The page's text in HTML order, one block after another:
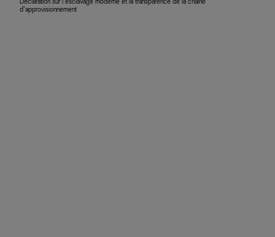
Déclaration sur l’esclavage moderne et la transparence de la chaîne
d’approvisionnement